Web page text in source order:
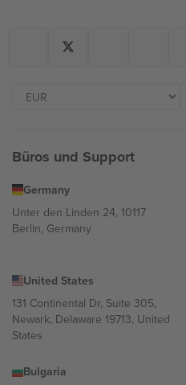
Büros und Support
Germany
Unter den Linden 24, 10117
Berlin, Germany
United States
131 Continental Dr, Suite 305,
Newark, Delaware 19713, United
States
Bulgaria